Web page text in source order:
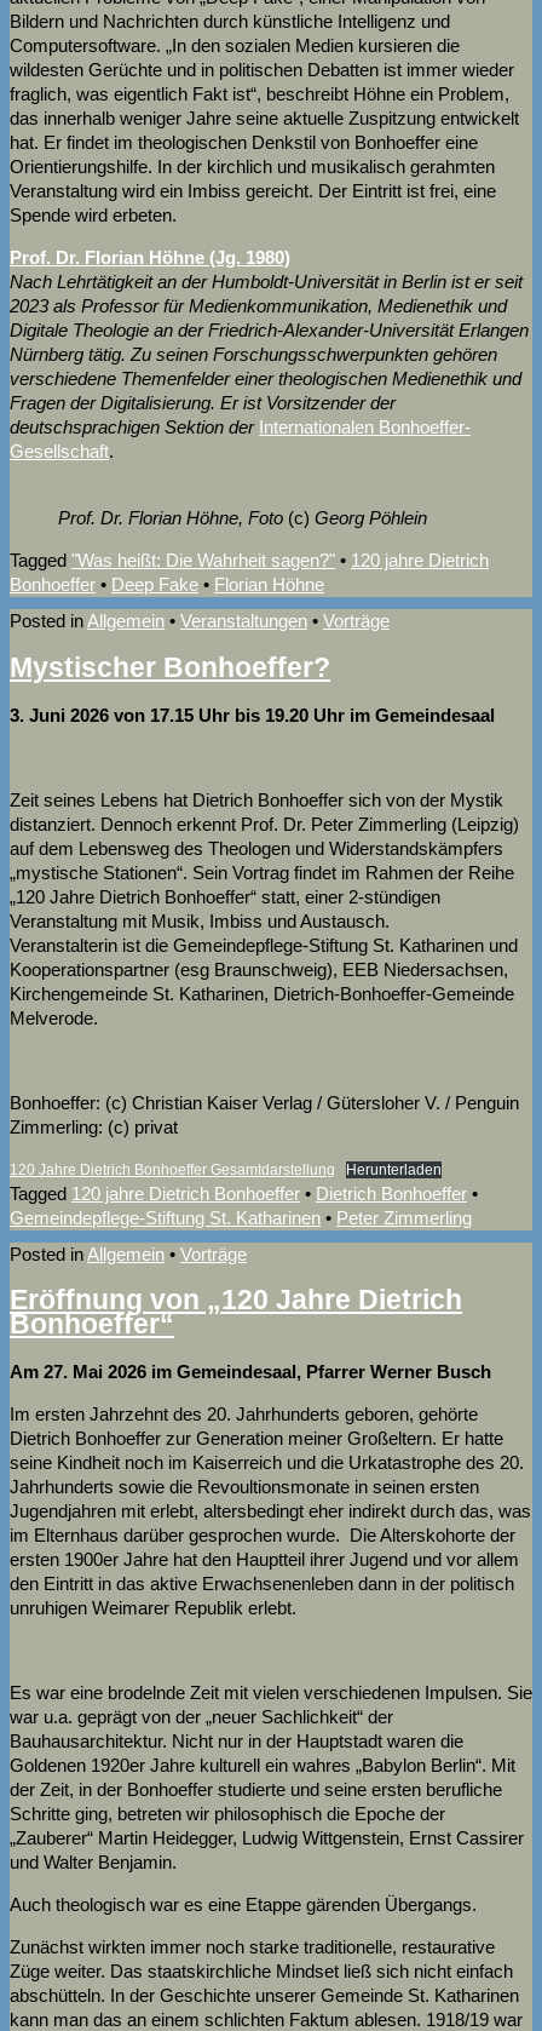
Bildern und Nachrichten durch künstliche Intelligenz und
Computersoftware. „In den sozialen Medien kursieren die
wildesten Gerüchte und in politischen Debatten ist immer wieder
fraglich, was eigentlich Fakt ist“, beschreibt Höhne ein Problem,
das innerhalb weniger Jahre seine aktuelle Zuspitzung entwickelt
hat. Er findet im theologischen Denkstil von Bonhoeffer eine
Orientierungshilfe. In der kirchlich und musikalisch gerahmten
Veranstaltung wird ein Imbiss gereicht. Der Eintritt ist frei, eine
Spende wird erbeten.
Prof. Dr. Florian Höhne (Jg. 1980)
Nach Lehrtätigkeit an der Humboldt-Universität in Berlin ist er seit
2023 als Professor für Medienkommunikation, Medienethik und
Digitale Theologie an der Friedrich-Alexander-Universität Erlangen
Nürnberg tätig. Zu seinen Forschungsschwerpunkten gehören
verschiedene Themenfelder einer theologischen Medienethik und
Fragen der Digitalisierung. Er ist Vorsitzender der
deutschsprachigen Sektion der Internationalen Bonhoeffer-
Gesellschaft.
Prof. Dr. Florian Höhne, Foto (c) Georg Pöhlein
Tagged "Was heißt: Die Wahrheit sagen?" • 120 jahre Dietrich
Bonhoeffer • Deep Fake • Florian Höhne
Posted inAllgemein • Veranstaltungen • Vorträge
Mystischer Bonhoeffer?
3. Juni 2026 von 17.15 Uhr bis 19.20 Uhr im Gemeindesaal
Zeit seines Lebens hat Dietrich Bonhoeffer sich von der Mystik
distanziert. Dennoch erkennt Prof. Dr. Peter Zimmerling (Leipzig)
auf dem Lebensweg des Theologen und Widerstandskämpfers
„mystische Stationen“. Sein Vortrag findet im Rahmen der Reihe
„120 Jahre Dietrich Bonhoeffer“ statt, einer 2-stündigen
Veranstaltung mit Musik, Imbiss und Austausch.
Veranstalterin ist die Gemeindepflege-Stiftung St. Katharinen und
Kooperationspartner (esg Braunschweig), EEB Niedersachsen,
Kirchengemeinde St. Katharinen, Dietrich-Bonhoeffer-Gemeinde
Melverode.
Bonhoeffer: (c) Christian Kaiser Verlag / Gütersloher V. / Penguin
Zimmerling: (c) privat
120 Jahre Dietrich Bonhoeffer Gesamtdarstellung Herunterladen
Tagged 120 jahre Dietrich Bonhoeffer • Dietrich Bonhoeffer •
Gemeindepflege-Stiftung St. Katharinen • Peter Zimmerling
Posted inAllgemein • Vorträge
Eröffnung von „120 Jahre Dietrich
Bonhoeffer“
Am 27. Mai 2026 im Gemeindesaal, Pfarrer Werner Busch
Im ersten Jahrzehnt des 20. Jahrhunderts geboren, gehörte
Dietrich Bonhoeffer zur Generation meiner Großeltern. Er hatte
seine Kindheit noch im Kaiserreich und die Urkatastrophe des 20.
Jahrhunderts sowie die Revoultionsmonate in seinen ersten
Jugendjahren mit erlebt, altersbedingt eher indirekt durch das, was
im Elternhaus darüber gesprochen wurde. Die Alterskohorte der
ersten 1900er Jahre hat den Hauptteil ihrer Jugend und vor allem
den Eintritt in das aktive Erwachsenenleben dann in der politisch
unruhigen Weimarer Republik erlebt.
Es war eine brodelnde Zeit mit vielen verschiedenen Impulsen. Sie
war u.a. geprägt von der „neuer Sachlichkeit“ der
Bauhausarchitektur. Nicht nur in der Hauptstadt waren die
Goldenen 1920er Jahre kulturell ein wahres „Babylon Berlin“. Mit
der Zeit, in der Bonhoeffer studierte und seine ersten berufliche
Schritte ging, betreten wir philosophisch die Epoche der
„Zauberer“ Martin Heidegger, Ludwig Wittgenstein, Ernst Cassirer
und Walter Benjamin.
Auch theologisch war es eine Etappe gärenden Übergangs.
Zunächst wirkten immer noch starke traditionelle, restaurative
Züge weiter. Das staatskirchliche Mindset ließ sich nicht einfach
abschütteln. In der Geschichte unserer Gemeinde St. Katharinen
kann man das an einem schlichten Faktum ablesen. 1918/19 war